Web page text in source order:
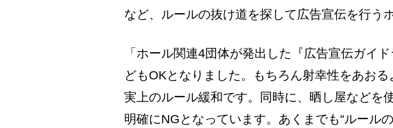
など、ルールの抜け道を探して広告宣伝を行う
「ホール関連4団体が発出した『広告宣伝ガイ
どもOKとなりました。もちろん射幸性をあお
実上のルール緩和です。同時に、晒し屋などを
明確にNGとなっています。あくまでも“ルール